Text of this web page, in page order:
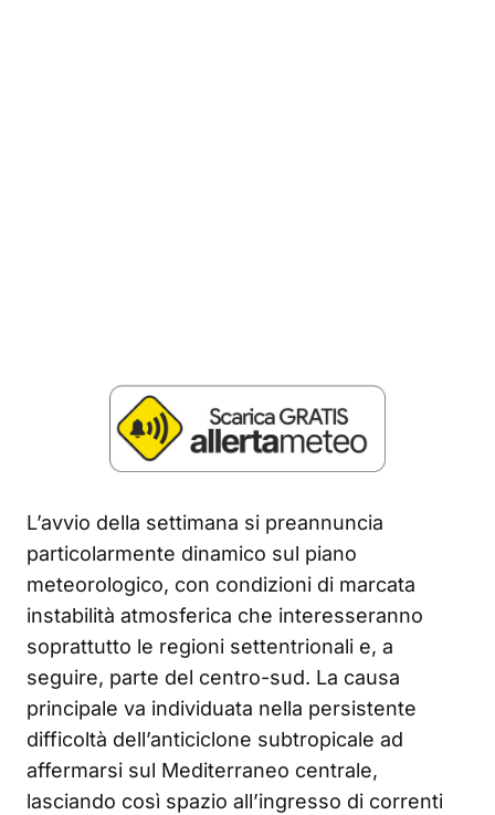
L’avvio della settimana si preannuncia
particolarmente dinamico sul piano
meteorologico, con condizioni di marcata
instabilità atmosferica che interesseranno
soprattutto le regioni settentrionali e, a
seguire, parte del centro-sud. La causa
principale va individuata nella persistente
difficoltà dell’anticiclone subtropicale ad
affermarsi sul Mediterraneo centrale,
lasciando così spazio all’ingresso di correnti